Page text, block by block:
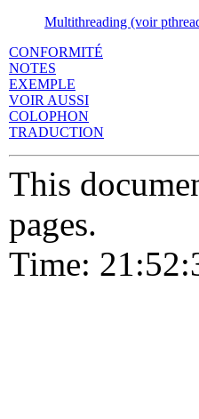
Multithreading (voir
CONFORMITÉ
NOTES
EXEMPLE
VOIR AUSSI
COLOPHON
TRADUCTION
This
pages.
Time: